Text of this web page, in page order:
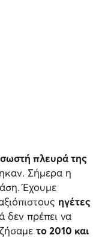
σωστή πλευρά της
Σήμερα η
Έχουμε
ηγέτες
δεν πρέπει να
το 2010 και